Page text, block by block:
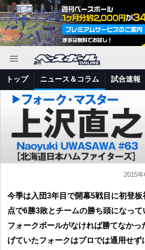
トップ ニュース＆コラム 試合速報
2015
今季は入団3年目で開幕5戦目に初登
点で6勝3敗とチームの勝ち頭になっ
フォークボールがなければ勝てなかっ
げていたフォークはプロでは通用せず